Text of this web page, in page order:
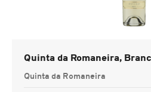
Quinta da Romaneira,
Quinta da Romaneira